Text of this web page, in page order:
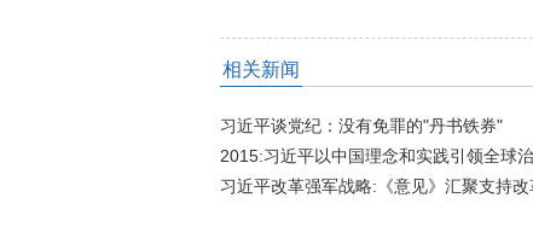
相关新闻
习近平谈党纪：没有免罪的"丹书铁券"
2015:习近平以中国理念和实践引领全球
习近平改革强军战略:《意见》汇聚支持
返回顶端